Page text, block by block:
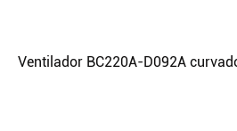
Ventilador BC220A-D092A